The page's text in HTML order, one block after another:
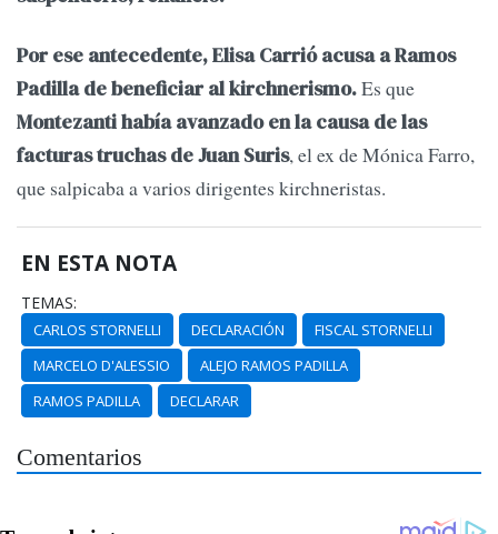
Por ese antecedente, Elisa Carrió acusa a Ramos
Padilla de beneficiar al kirchnerismo.Es que
Montezanti había avanzado en la causa de las
facturas truchas de Juan Suris, el ex de Mónica Farro,
que salpicaba a varios dirigentes kirchneristas.
EN ESTA NOTA
TEMAS:
CARLOS STORNELLI DECLARACIÓN
FISCAL STORNELLI
MARCELO D'ALESSIO
ALEJO RAMOS PADILLA
RAMOS PADILLA
DECLARAR
Comentarios